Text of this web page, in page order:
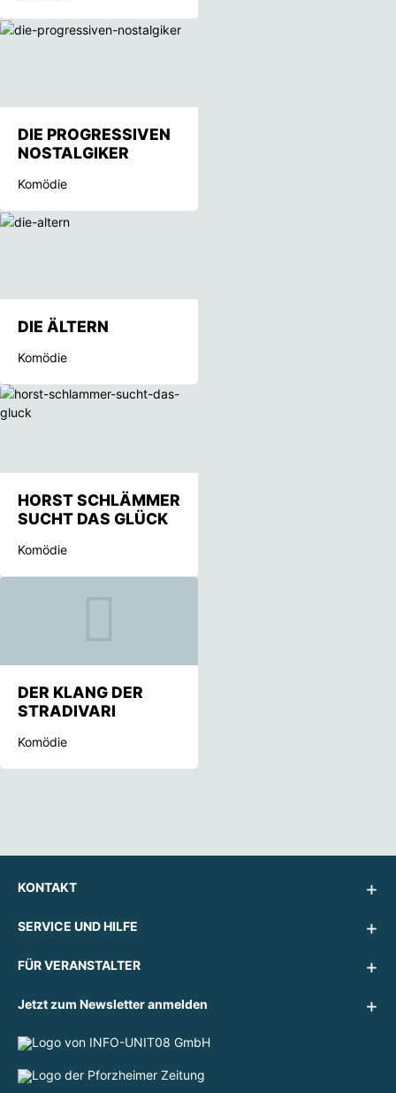
DIE PROGRESSIVEN
NOSTALGIKER
Komödie
DIE ÄLTERN
Komödie
HORST SCHLÄMMER
SUCHT DAS GLÜCK
Komödie
DER KLANG DER
STRADIVARI
Komödie
KONTAKT
SERVICE UND HILFE
FÜR VERANSTALTER
Jetzt zum Newsletter anmelden